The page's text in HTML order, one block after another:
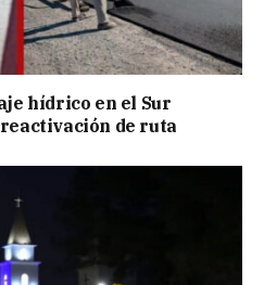
hídrico en el Sur
de ruta